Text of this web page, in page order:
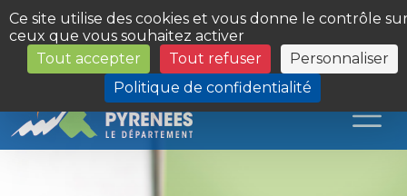
Panneau de gestion des cookies
Ce site utilise des cookies et vous donne le contrôle
ceux que vous souhaitez activer
Tout accepter
Tout refuser
Personnaliser
Politique de confidentialité
Les Sites du Département